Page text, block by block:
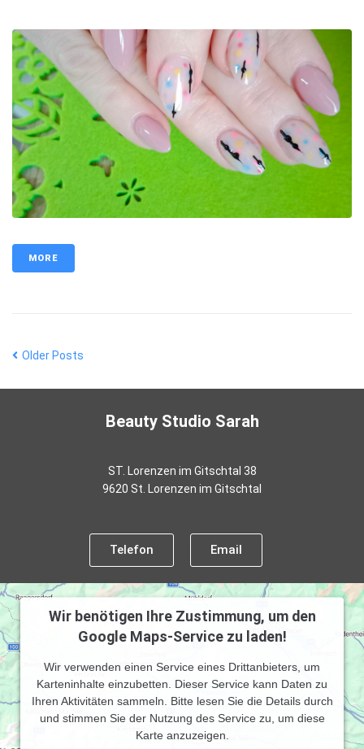
MORE
Older Posts
Beauty Studio Sarah
ST. Lorenzen im Gitschtal 38
9620 St. Lorenzen im Gitschtal
Telefon Email
Wir benötigen Ihre Zustimmung, um den
Google Maps-Service zu laden!
Wir verwenden einen Service eines Drittanbieters, um
Karteninhalte einzubetten. Dieser Service kann Daten zu
Ihren Aktivitäten sammeln. Bitte lesen Sie die Details durch
und stimmen Sie der Nutzung des Service zu, um diese
Karte anzuzeigen.